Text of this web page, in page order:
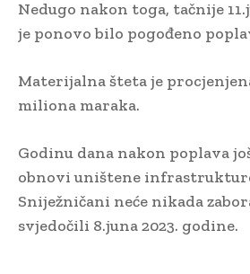
Nedugo nakon toga, tačnije
je ponovo bilo pogođeno
Materijalna šteta je
miliona maraka.
Godinu dana nakon poplava
obnovi uništene
Sniježničani neće nikada
svjedočili 8.juna 2023. godine.